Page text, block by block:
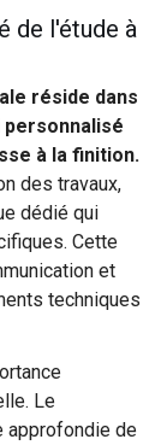
de l'étude à
réside dans
à la finition.
des travaux,
dédié qui
Cette
et
techniques
Le
approfondie de